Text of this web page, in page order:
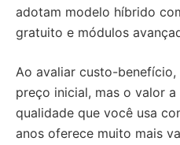
adotam modelo híbrido
gratuito e módulos
Ao avaliar custo-benefício,
preço inicial, mas o valor
qualidade que você usa
anos oferece muito mais